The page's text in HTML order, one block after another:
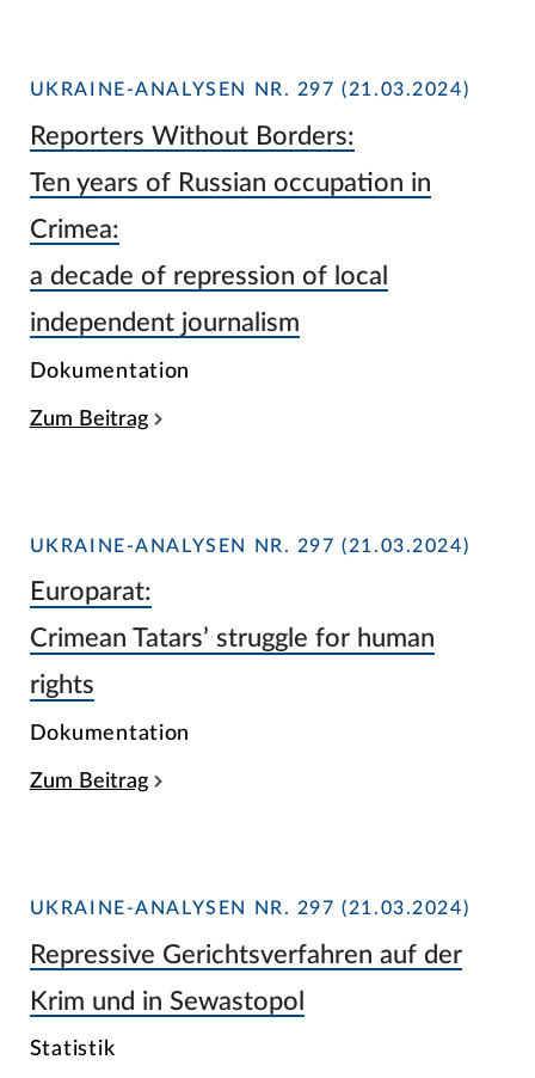
UKRAINE-ANALYSEN NR. 297 (21.03.2024)
Reporters Without Borders:
Ten years of Russian occupation in
Crimea:
a decade of repression of local
independent journalism
Dokumentation
Zum Beitrag
UKRAINE-ANALYSEN NR. 297 (21.03.2024)
Europarat:
Crimean Tatars’ struggle for human
rights
Dokumentation
Zum Beitrag
UKRAINE-ANALYSEN NR. 297 (21.03.2024)
Repressive Gerichtsverfahren auf der
Krim und in Sewastopol
Statistik